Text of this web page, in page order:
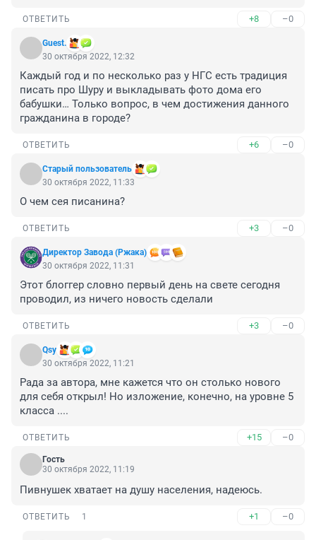
ОТВЕТИТЬ +8 –0
Guest.
30 октября 2022, 12:32
Каждый год и по несколько раз у НГС есть традиция
писать про Шуру и выкладывать фото дома его
бабушки… Только вопрос, в чем достижения данного
гражданина в городе?
ОТВЕТИТЬ +6 –0
Старый пользователь
30 октября 2022, 11:33
О чем сея писанина?
ОТВЕТИТЬ +3 –0
Директор Завода (Ржака)
30 октября 2022, 11:31
Этот блоггер словно первый день на свете сегодня
проводил, из ничего новость сделали
ОТВЕТИТЬ +3 –0
Qsy
30 октября 2022, 11:21
Рада за автора, мне кажется что он столько нового
для себя открыл! Но изложение, конечно, на уровне 5
класса ....
ОТВЕТИТЬ +15 –0
Гость
30 октября 2022, 11:19
Пивнушек хватает на душу населения, надеюсь.
ОТВЕТИТЬ 1 +1 –0